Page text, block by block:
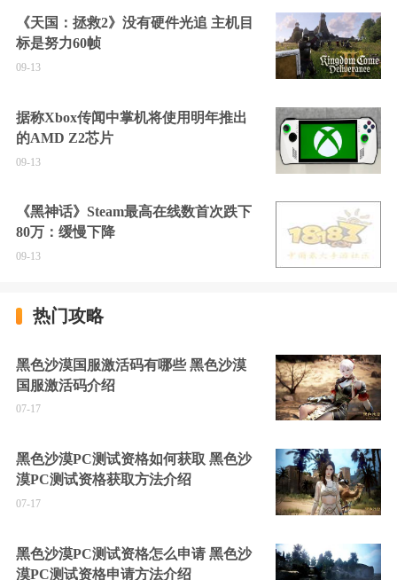
《天国：拯救2》没有硬件光追 主机目
标是努力60帧
09-13
据称Xbox传闻中掌机将使用明年推出
的AMD Z2芯片
09-13
《黑神话》Steam最高在线数首次跌下
80万：缓慢下降
09-13
热门攻略
黑色沙漠国服激活码有哪些 黑色沙漠
国服激活码介绍
07-17
黑色沙漠PC测试资格如何获取 黑色沙
漠PC测试资格获取方法介绍
07-17
黑色沙漠PC测试资格怎么申请 黑色沙
漠PC测试资格申请方法介绍